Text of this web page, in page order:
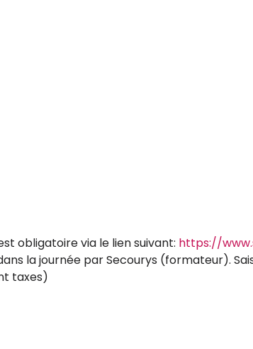
obligatoire via le lien suivant: https://
la journée par Secourys (formateur).
taxes)